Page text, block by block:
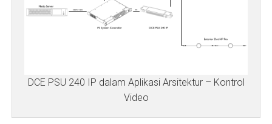
DCE PSU 240 IP dalam Aplikasi Arsitektur – Kontrol
Video